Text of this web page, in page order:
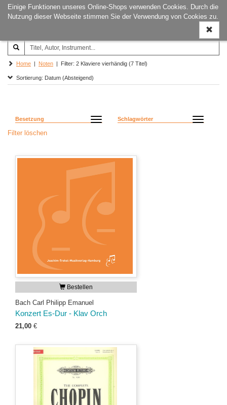
Einige Funktionen unseres Online-Shops verwenden Cookies. Durch die
Nutzung dieser Webseite stimmen Sie der Verwendung von Cookies zu.
ein-/
Joachim‐Trekel‐Musikverlag,
Hamburg
Home | Noten | Filter: 2 Klaviere vierhändig (7 Titel)
Sortierung: Datum (Absteigend)
Besetzung Schlagwörter
Filter löschen
Bestellen
Bach Carl Philipp Emanuel
Konzert Es-Dur - Klav Orch
21,00 €